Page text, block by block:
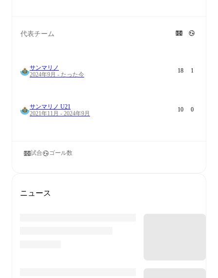
代表チーム
サンマリノ
2024年9月 - たった今
18 1
サンマリノ U21
2021年11月 - 2024年9月
10 0
試合 ゴール数
ニュース